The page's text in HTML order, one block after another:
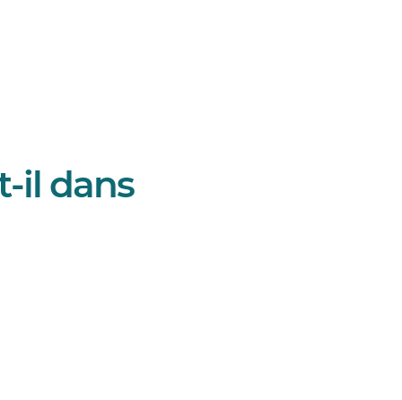
il dans